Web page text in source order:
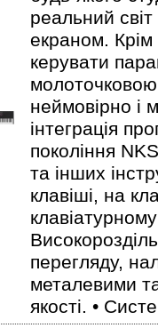
реальний
екраном. Крім
керувати
неймовірно і
інтеграція
покоління
та інших
клавіші, на
перегляду,
металевими
якості. •